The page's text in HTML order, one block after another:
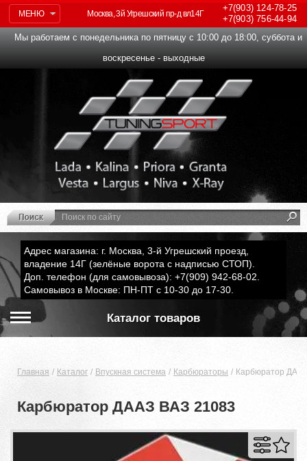
МЕНЮ
+7(903)124-78-25
+7(903)756-44-94
Москва, 3й Угрешский пр-д вл14Г
Мы работаем с понедельника по пятницу с 10:00 до 18:00, суббота и
воскресенье - выходные
Адрес магазина: г. Москва, 3-й Угрешский проезд,
владение 14Г (зелёные ворота с надписью СТОП).
Доп. телефон (для самовывоза): +7(909) 942-68-02.
Самовывоз в Москве: ПН-ПТ с 10-30 до 17-30.
Каталог товаров
Главная Каталог Впускная система Карбюраторы Карбюратор
Карбюратор ДААЗ ВАЗ 21083